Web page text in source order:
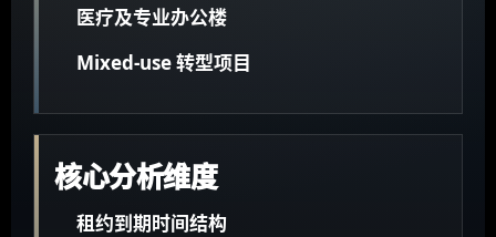
医疗及专业办公楼
Mixed-use 转型项目
核心分析维度
租约到期时间结构